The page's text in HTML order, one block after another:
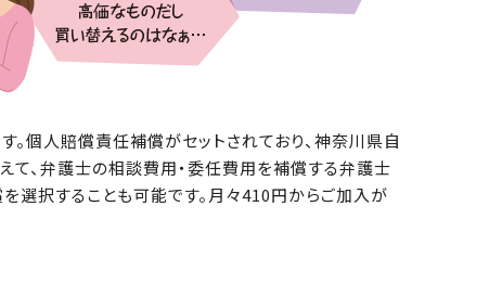
。個人賠償責任補償がセットされており、神奈川県自
て、弁護士の相談費用・委任費用を補償する弁護士
選択することも可能です。月々410円からご加入が